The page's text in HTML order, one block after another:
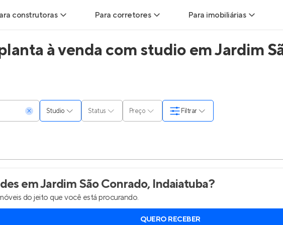
construtoras
de Leads
de Vendas
Anunciar Imóveis
Entrar no Painel de Clientes
Para corretores
Leads para Corretores
Parcerias imobiliárias
Anunciar imóveis
Entrar no Painel de Clientes
Para imobiliárias
Leads para Imobiliárias
Anunciar imóveis
à venda com studio em Jardim
Studio Status Preço Filtrar
em Jardim São Conrado, Indaiatuba?
do jeito que você está procurando.
QUERO RECEBER